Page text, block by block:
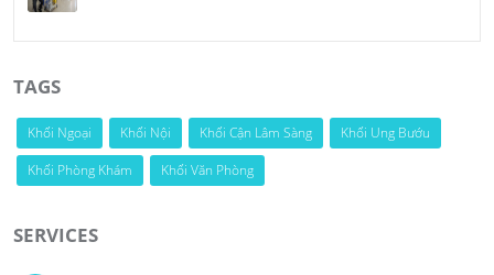
TAGS
Khối Ngoại Khối Nội Khối Cận Lâm Sàng
Khối Ung Bướu
Khối Phòng Khám
Khối Văn Phòng
SERVICES